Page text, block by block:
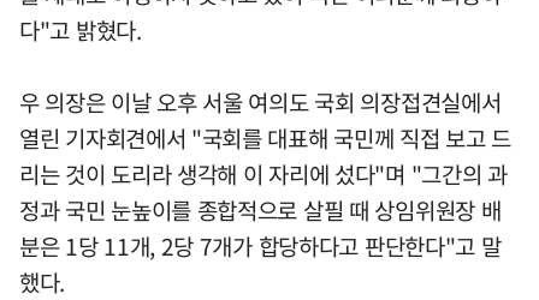
다"고 밝혔다.
우 의장은 이날 오후 서울 여의도 국회 의장접견실에서
열린 기자회견에서 "국회를 대표해 국민께 직접 보고 드
리는 것이 도리라 생각해 이 자리에 섰다"며 "그간의 과
정과 국민 눈높이를 종합적으로 살필 때 상임위원장 배
분은 1당 11개, 2당 7개가 합당하다고 판단한다"고 말
했다.